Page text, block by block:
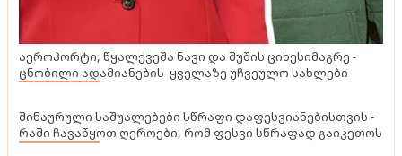
აეროპორტი, წყალქვეშა ნავი და შუშის ციხესიმაგრე -
ცნობილი ადამიანების ყველაზე უჩვეულო სახლები